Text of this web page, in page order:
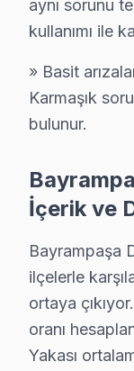
Dijitsu
Fiziksel
Neden:
2025
En Çok
2.Anakart
Fiziksel
Neden:
aynı sorunu
kullanımı ile
» Basit
Karmaşık
bulunur.
İçerik ve
Bayrampaşa
ilçelerle
ortaya
oranı
Yakası